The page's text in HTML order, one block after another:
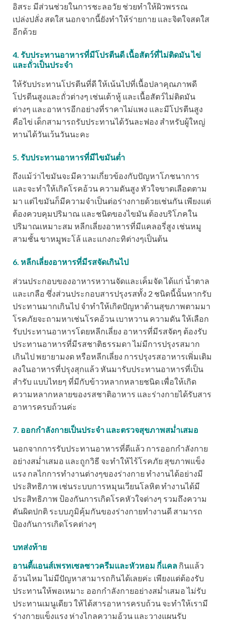
อิสระ มีส่วนช่วยในการชะลอวัย ช่วยทำให้ผิวพรรณ
เปล่งปลั่ง สดใส นอกจากนี้ยังทำให้ร่ายกาย และจิตใจสดใส
อีกด้วย
4. รับประทานอาหารที่มีโปรตีนดี เนื้อสัตว์ที่ไม่ติดมัน ไข่
และถั่วเป็นประจำ
ให้รับประทานโปรตีนที่ดี ให้เน้นไปที่เนื้อปลาคุณภาพดี
โปรตีนสูงและถั่วต่างๆ เช่นเต้าหู้ และเนื้อสัตว์ไม่ติดมัน
ต่างๆ และอาหารอีกอย่างที่ราคาไม่แพง และมีโปรตีนสูง
คือไข่ เด็กสามารถรับประทานได้วันละฟอง สำหรับผู้ใหญ่
ทานได้วันเว้นวันนะคะ
5. รับประทานอาหารที่มีไขมันต่ำ
ถึงแม้ว่าไขมันจะมีความเกี่ยวข้องกับปัญหาโภชนาการ
และจะทำให้เกิดโรคอ้วน ความดันสูง หัวใจขาดเลือดตาม
มา แต่ไขมันก็มีความจำเป็นต่อร่างกายด้วยเช่นกัน เพียงแต่
ต้องควบคุมปริมาณ และชนิดของไขมัน ต้องบริโภคใน
ปริมาณเหมาะสม หลีกเลี่ยงอาหารที่มีแคลอรี่สูง เช่นหมู
สามชั้น ขาหมูพะโล้ และแกงกะทิต่างๆเป็นต้น
6. หลีกเลี่ยงอาหารที่มีรสจัดเกินไป
ส่วนประกอบของอาหารหวานจัดและเค็มจัด ได้แก่ น้ำตาล
และเกลือ ซึ่งส่วนประกอบสารปรุงรสทั้ง 2 ชนิดนี้นั้นหากรับ
ประทานมากเกินไป จำทำให้เกิดปัญหาด้านสุขภาพตามมา
โรคภัยจะถามหาเช่นโรคอ้วน เบาหวาน ความดัน ให้เลือก
รับประทานอาหารโดยหลีกเลี่ยง อาหารที่มีรสจัดๆ ต้องรับ
ประทานอาหารที่มีรสชาติธรรมดา ไม่มีการปรุงรสมาก
เกินไป พยายามงด หรือหลีกเลี่ยง การปรุงรสอาหารเพิ่มเติม
ลงในอาหารที่ปรุงสุกแล้ว หันมารับประทานอาหารที่เป็น
สำรับ แบบไทยๆ ที่มีกับข้าวหลากหลายชนิด เพื่อให้เกิด
ความหลากหลายของรสชาติอาหาร และร่างกายได้รับสาร
อาหารครบถ้วนค่ะ
7. ออกกำลังกายเป็นประจำ และตรวจสุขภาพสม่ำเสมอ
นอกจากการรับประทานอาหารที่ดีแล้ว การออกกำลังกาย
อย่างสม่ำเสมอ และถูกวิธี จะทำให้ไร้โรคภัย สุขภาพแข็ง
แรง กลไกการทำงานต่างๆของร่างกาย ทำงานได้อย่างมี
ประสิทธิภาพ เช่นระบบการหมุนเวียนโลหิต ทำงานได้มี
ประสิทธิภาพ ป้องกันการเกิดโรคหัวใจต่างๆ รวมถึงความ
ดันผิดปกติ ระบบภูมิคุ้มกันของร่างกายทำงานดี สามารถ
ป้องกันการเกิดโรคต่างๆ
บทส่งท้าย
อานตี้แอนส์เพรทเซลซาวครีมและหัวหอม กี่แคล กินแล้ว
อ้วนไหม ไม่มีปัญหาสามารถกินได้เลยค่ะ เพียงแต่ต้องรับ
ประทานให้พอเหมาะ ออกกำลังกายอย่างสม่ำเสมอ ไม่รับ
ประทานเมนูเดียว ให้ได้สารอาหารครบถ้วน จะทำให้เรามี
ร่างกายแข็งแรง ห่างไกลความอ้วน และวางแผนรับ